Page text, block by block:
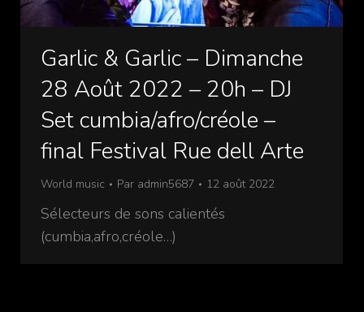
Garlic & Garlic – Dimanche
28 Août 2022 – 20h – DJ
Set cumbia/afro/créole –
final Festival Rue dell Arte
World music Par admin5687 12 août 2022
Sélecteurs de sons calientés
(cumbia,afro,créole…)